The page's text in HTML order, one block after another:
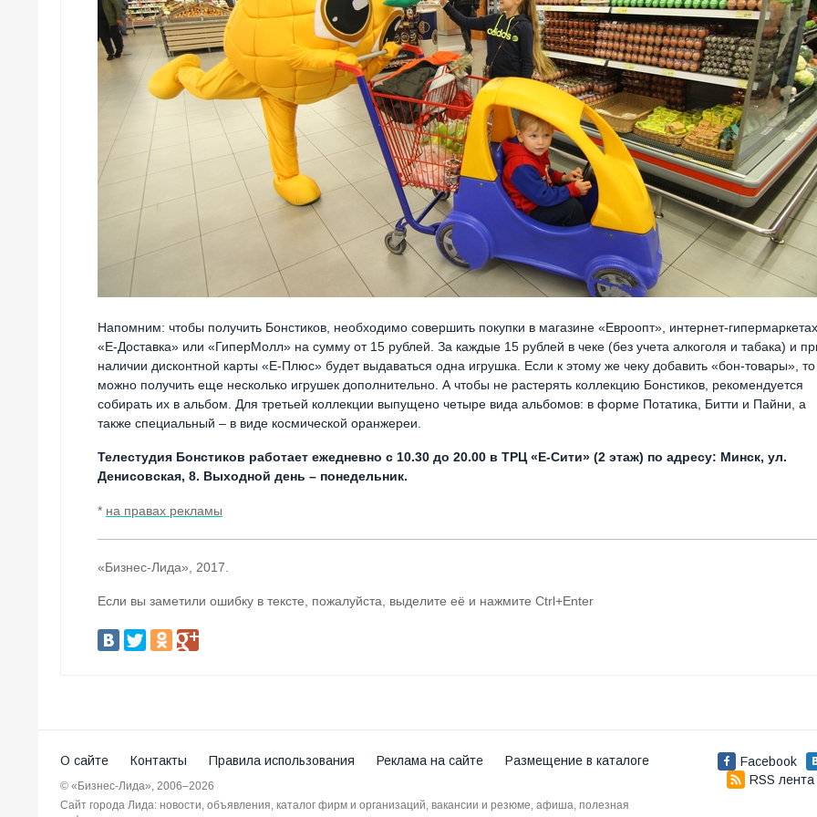
Напомним: чтобы получить Бонстиков, необходимо совершить покупки в магазине «Евроопт», интернет-гипермаркетах
«Е-Доставка» или «ГиперМолл» на сумму от 15 рублей. За каждые 15 рублей в чеке (без учета алкоголя и табака) и
наличии дисконтной карты «Е-Плюс» будет выдаваться одна игрушка. Если к этому же чеку добавить «бон-товары», то
можно получить еще несколько игрушек дополнительно. А чтобы не растерять коллекцию Бонстиков, рекомендуется
собирать их в альбом. Для третьей коллекции выпущено четыре вида альбомов: в форме Потатика, Битти и Пайни, а
также специальный – в виде космической оранжереи.
Телестудия Бонстиков работает ежедневно с 10.30 до 20.00 в ТРЦ «Е-Сити» (2 этаж) по адресу: Минск, ул.
Денисовская, 8. Выходной день – понедельник.
* на правах рекламы
«Бизнес-Лида», 2017.
Если вы заметили ошибку в тексте, пожалуйста, выделите её и нажмите Ctrl+Enter
О сайте Контакты Правила использования Реклама на сайте Размещение в каталоге
© «Бизнес-Лида», 2006–2026
Сайт города Лида: новости, объявления, каталог фирм и организаций, вакансии и резюме, афиша, полезная
Facebook
RSS лента